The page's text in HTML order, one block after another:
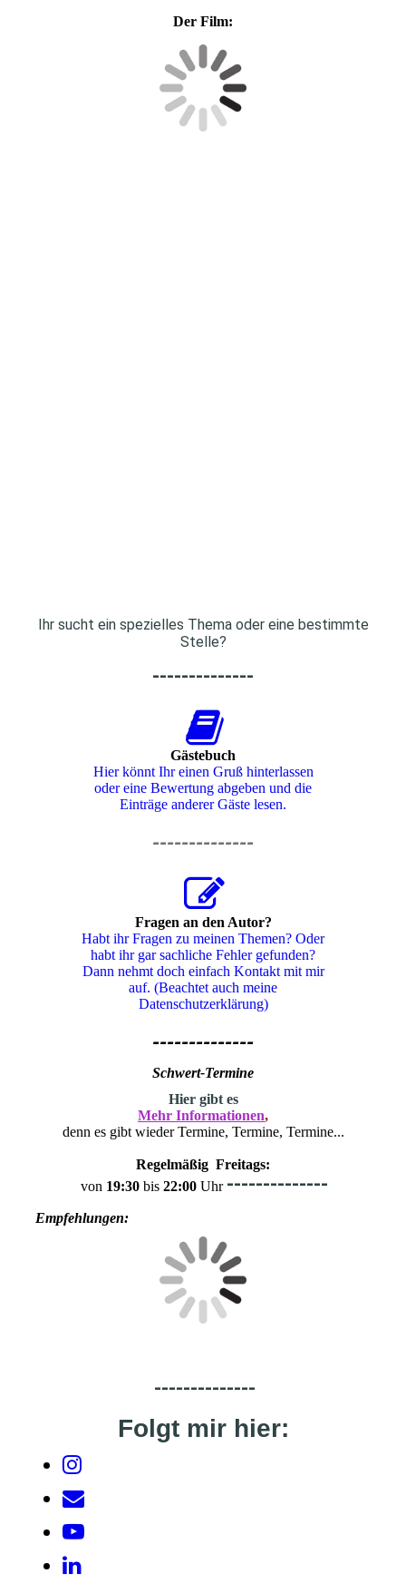
Der Film:
Ihr sucht ein spezielles Thema oder eine bestimmte
Stelle?
--------------
Gästebuch
Hier könnt Ihr einen Gruß hinterlassen
oder eine Bewertung abgeben und die
Einträge anderer Gäste lesen.
--------------
Fragen an den Autor?
Habt ihr Fragen zu meinen Themen? Oder
habt ihr gar sachliche Fehler gefunden?
Dann nehmt doch einfach Kontakt mit mir
auf. (Beachtet auch meine
Datenschutzerklärung)
--------------
Schwert-Termine
Hier gibt es
Mehr Informationen,
denn es gibt wieder Termine, Termine, Termine...
Regelmäßig Freitags:
von 19:30 bis 22:00 Uhr --------------
Empfehlungen:
--------------
Folgt mir hier: